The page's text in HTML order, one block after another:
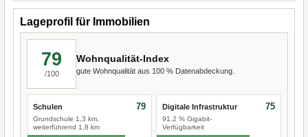
Lageprofil für Immobilien
79
/100
Wohnqualität-Index
gute Wohnqualität aus 100 % Datenabdeckung.
Schulen
Grundschule 1,3 km,
weiterführend 1,8 km
79 Digitale Infrastruktur
91,2 % Gigabit-
Verfügbarkeit
75